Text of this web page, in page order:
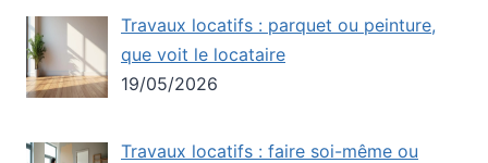
Travaux locatifs : parquet ou peinture,
que voit le locataire
19/05/2026
Travaux locatifs : faire soi-même ou